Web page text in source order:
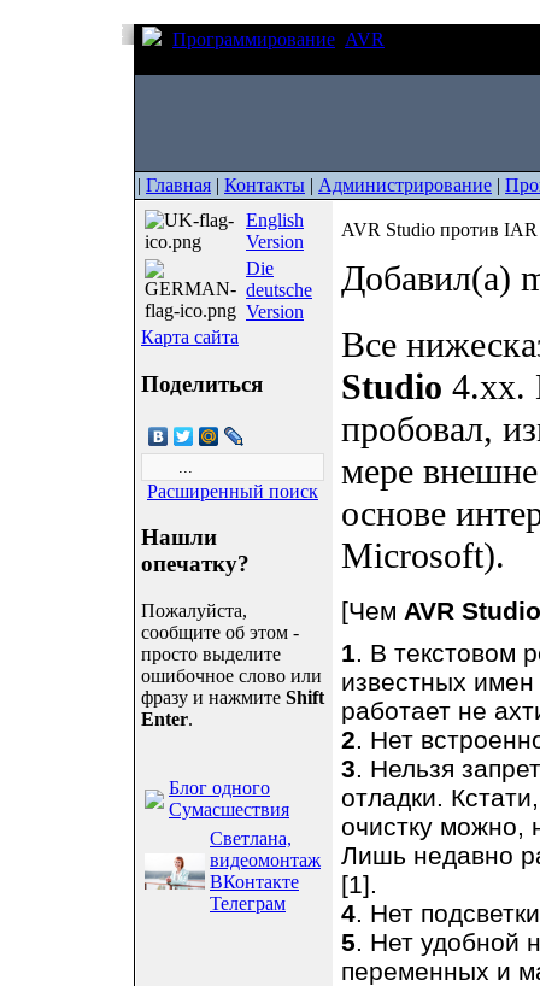
Программирование AVR
| Главная | Контакты | Администрирование |
English
Version
Die
deutsche
Version
Карта сайта
Поделиться
Расширенный поиск
Нашли
опечатку?
Пожалуйста,
сообщите об этом -
просто выделите
ошибочное слово или
фразу и нажмите Shift
Enter.
Блог одного
Сумасшествия
Светлана,
видеомонтаж
ВКонтакте
Телеграм
AVR Studio против IAR
Добавил(а)
Все
Studio 4.xx.
пробовал,
мере
основе
Microsoft).
[Чем AVR Studio
1. В текстовом
известных
работает не
2. Нет
3. Нельзя
отладки.
очистку можно,
Лишь недавно
[1].
4. Нет
5. Нет удобной
переменных и